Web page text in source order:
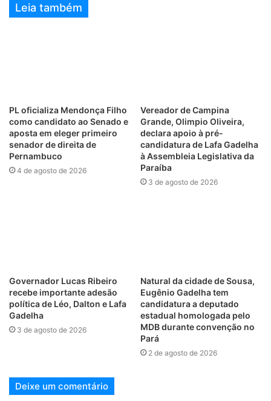
Leia também
PL oficializa Mendonça Filho
como candidato ao Senado e
aposta em eleger primeiro
senador de direita de
Pernambuco
4 de agosto de 2026
Vereador de Campina
Grande, Olimpio Oliveira,
declara apoio à pré-
candidatura de Lafa Gadelha
à Assembleia Legislativa da
Paraíba
3 de agosto de 2026
Governador Lucas Ribeiro
recebe importante adesão
política de Léo, Dalton e Lafa
Gadelha
3 de agosto de 2026
Natural da cidade de Sousa,
Eugênio Gadelha tem
candidatura a deputado
estadual homologada pelo
MDB durante convenção no
Pará
2 de agosto de 2026
Deixe um comentário